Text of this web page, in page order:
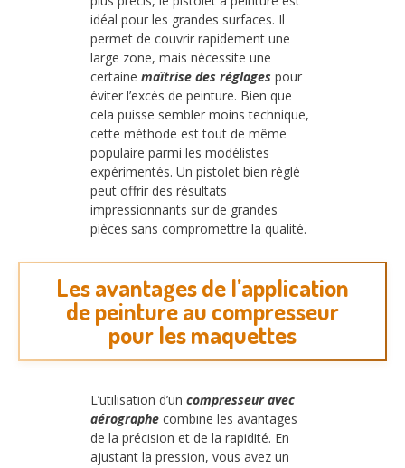
idéal pour les grandes surfaces. Il
permet de couvrir rapidement une
large zone, mais nécessite une
certaine maîtrise des réglages pour
éviter l’excès de peinture. Bien que
cela puisse sembler moins technique,
cette méthode est tout de même
populaire parmi les modélistes
expérimentés. Un pistolet bien réglé
peut offrir des résultats
impressionnants sur de grandes
pièces sans compromettre la qualité.
Les avantages de l’application
de peinture au compresseur
pour les maquettes
L’utilisation d’un compresseur avec
aérographe combine les avantages
de la précision et de la rapidité. En
ajustant la pression, vous avez un